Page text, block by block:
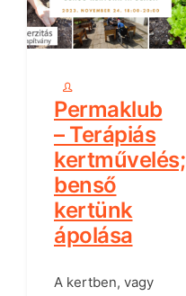
Permaklub
– Terápiás
kertművelés;
benső
kertünk
ápolása
A kertben, vagy